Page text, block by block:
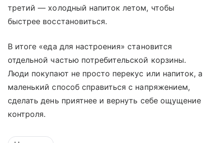
третий — холодный напиток летом, чтобы
быстрее восстановиться.
В итоге «еда для настроения» становится
отдельной частью потребительской корзины.
Люди покупают не просто перекус или напиток, а
маленький способ справиться с напряжением,
сделать день приятнее и вернуть себе ощущение
контроля.